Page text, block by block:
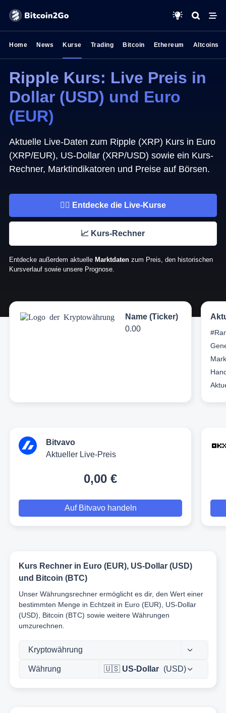
Home News Kurse Trading Bitcoin Ethereum Altcoins
Ripple Kurs: Live Preis in
Dollar (USD) und Euro
(EUR)
Aktuelle Live-Daten zum Ripple (XRP) Kurs in Euro
(XRP/EUR), US-Dollar (XRP/USD) sowie ein Kurs-
Rechner, Marktindikatoren und Preise auf Börsen.
👉🏼 Entdecke die Live-Kurse
📈 Kurs-Rechner
Entdecke außerdem aktuelle Marktdaten zum Preis, den historischen
Kursverlauf sowie unsere Prognose.
Name (Ticker)
0.00
Bitvavo
Aktueller Live-Preis
0,00 €
Auf Bitvavo handeln
Kurs Rechner in Euro (EUR), US-Dollar (USD)
und Bitcoin (BTC)
Unser Währungsrechner ermöglicht es dir, den Wert einer
bestimmten Menge in Echtzeit in Euro (EUR), US-Dollar
(USD), Bitcoin (BTC) sowie weitere Währungen
umzurechnen.
🇺🇸 US-Dollar (USD)